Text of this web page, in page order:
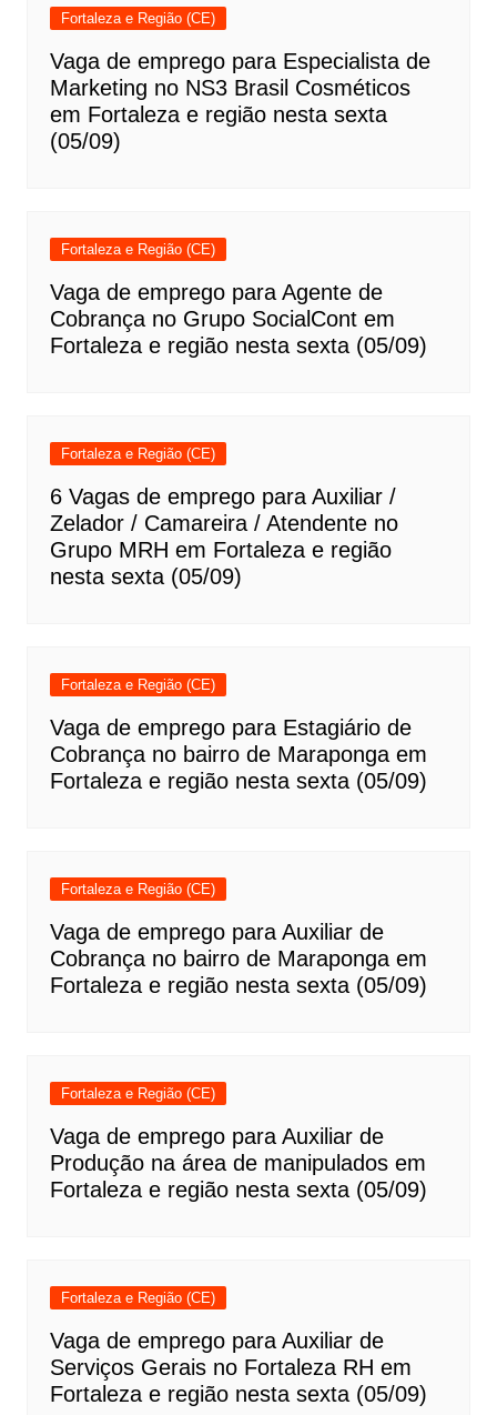
Fortaleza e Região (CE)
Vaga de emprego para Especialista de
Marketing no NS3 Brasil Cosméticos
em Fortaleza e região nesta sexta
(05/09)
Fortaleza e Região (CE)
Vaga de emprego para Agente de
Cobrança no Grupo SocialCont em
Fortaleza e região nesta sexta (05/09)
Fortaleza e Região (CE)
6 Vagas de emprego para Auxiliar /
Zelador / Camareira / Atendente no
Grupo MRH em Fortaleza e região
nesta sexta (05/09)
Fortaleza e Região (CE)
Vaga de emprego para Estagiário de
Cobrança no bairro de Maraponga em
Fortaleza e região nesta sexta (05/09)
Fortaleza e Região (CE)
Vaga de emprego para Auxiliar de
Cobrança no bairro de Maraponga em
Fortaleza e região nesta sexta (05/09)
Fortaleza e Região (CE)
Vaga de emprego para Auxiliar de
Produção na área de manipulados em
Fortaleza e região nesta sexta (05/09)
Fortaleza e Região (CE)
Vaga de emprego para Auxiliar de
Serviços Gerais no Fortaleza RH em
Fortaleza e região nesta sexta (05/09)